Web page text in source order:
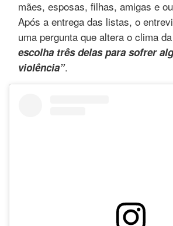
mães, esposas, filhas, amigas e
Após a entrega das listas, o
uma pergunta que altera o clima
escolha três delas para sofrer
violência”.